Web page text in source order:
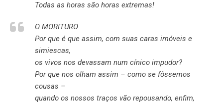
Todas as horas são horas extremas!
O MORITURO
Por que é que assim, com suas caras imóveis e
simiescas,
os vivos nos devassam num cínico impudor?
Por que nos olham assim – como se fôssemos
cousas –
quando os nossos traços vão repousando, enfim,